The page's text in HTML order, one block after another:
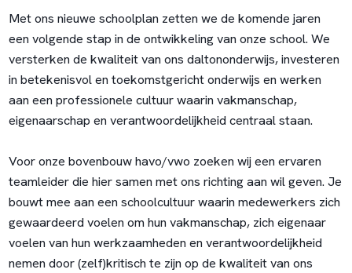
Met ons nieuwe schoolplan zetten we de komende jaren
een volgende stap in de ontwikkeling van onze school. We
versterken de kwaliteit van ons daltononderwijs, investeren
in betekenisvol en toekomstgericht onderwijs en werken
aan een professionele cultuur waarin vakmanschap,
eigenaarschap en verantwoordelijkheid centraal staan.
Voor onze bovenbouw havo/vwo zoeken wij een ervaren
teamleider die hier samen met ons richting aan wil geven. Je
bouwt mee aan een schoolcultuur waarin medewerkers zich
gewaardeerd voelen om hun vakmanschap, zich eigenaar
voelen van hun werkzaamheden en verantwoordelijkheid
nemen door (zelf)kritisch te zijn op de kwaliteit van ons